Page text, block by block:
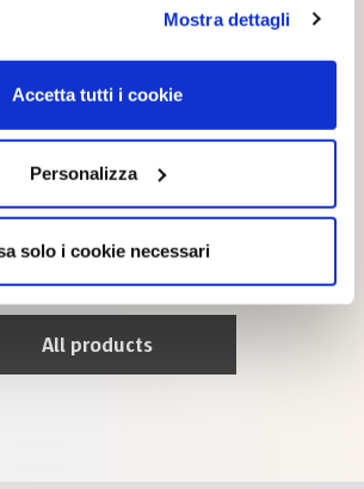
Per ulteriori informazioni consulta
Mostra dettagli
Accetta tutti i cookie
Personalizza
solo i cookie necessari
All products